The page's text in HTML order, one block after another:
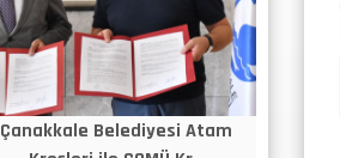
Çanakkale Belediyesi Atam